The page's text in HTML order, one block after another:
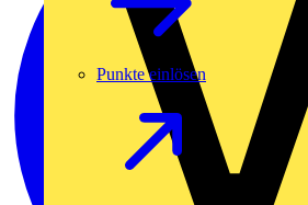
Punkte einlösen